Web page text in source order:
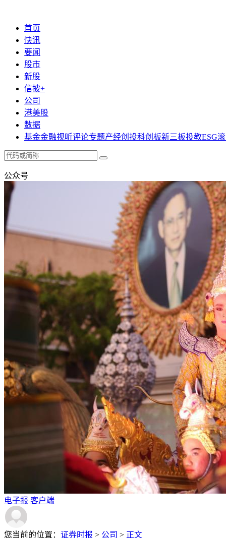
首页
快讯
要闻
股市
新股
信披+
公司
港美股
数据
基金金融视听评论专题产经创投科创板新三板投教ESG
公众号
电子报 客户端
您当前的位置： 证券时报 > 公司 > 正文